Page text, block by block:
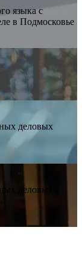
языка с
в Подмосковье
деловых
деловых